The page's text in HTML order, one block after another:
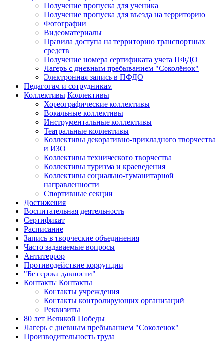
Получение пропуска для ученика
Получение пропуска для въезда на территорию
Фотографии
Видеоматериалы
Правила доступа на территорию транспортных
средств
Получение номера сертификата учета ПФДО
Лагерь с дневным пребыванием "Соколёнок"
Электронная запись в ПФДО
Педагогам и сотрудникам
Коллективы Коллективы
Хореографические коллективы
Вокальные коллективы
Инструментальные коллективы
Театральные коллективы
Коллективы декоративно-прикладного творчества
и ИЗО
Коллективы технического творчества
Коллективы туризма и краеведения
Коллективы социально-гуманитарной
направленности
Спортивные секции
Достижения
Воспитательная деятельность
Cертификат
Расписание
Запись в творческие объединения
Часто задаваемые вопросы
Антитеррор
Противодействие коррупции
"Без срока давности"
Контакты Контакты
Контакты учреждения
Контакты контролирующих организаций
Реквизиты
80 лет Великой Победы
Лагерь с дневным пребыванием "Соколенок"
Производительность труда